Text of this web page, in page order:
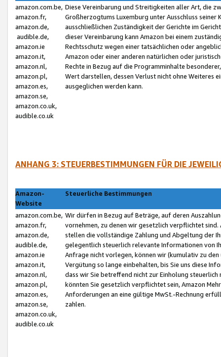
amazon.com.be,
amazon.fr,
amazon.de,
audible.de,
amazon.ie
amazon.it,
amazon.nl,
amazon.pl,
amazon.es,
amazon.se,
amazon.co.uk,
audible.co.uk
Diese Vereinbarung und Streitigkeiten aller Art, die
Großherzogtums Luxemburg unter Ausschluss
ausschließlichen Zuständigkeit der Gerichte im
dieser Vereinbarung kann Amazon bei einem
Rechtsschutz wegen einer tatsächlichen oder
Amazon oder einer anderen natürlichen oder
Rechte in Bezug auf die Programminhalte
Wert darstellen, dessen Verlust nicht ohne Weiteres
ausgeglichen werden kann.
ANHANG 3: STEUERBESTIMMUNGEN FÜR DIE
Amazon-
Website
Steuerliche Bestimmungen
amazon.com.be,
amazon.fr,
amazon.de,
audible.de,
amazon.ie
amazon.it,
amazon.nl,
amazon.pl,
amazon.es,
amazon.se,
amazon.co.uk,
audible.co.uk
Wir dürfen in Bezug auf Beträge, auf deren
vornehmen, zu denen wir gesetzlich verpflichtet
stellen die vollständige Zahlung und Abgeltung der
gelegentlich steuerlich relevante Informationen von
Anfrage nicht vorlegen, können wir (kumulativ zu
Vergütung so lange einbehalten, bis Sie uns diese
dass wir Sie betreffend nicht zur Einholung
könnten Sie gesetzlich verpflichtet sein, Amazon
Anforderungen an eine gültige MwSt.-Rechnung
zahlen.